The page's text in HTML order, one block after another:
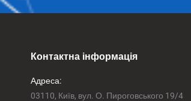
Контактна інформація
Адреса:
03110, Київ, вул. О. Пироговського 19/4